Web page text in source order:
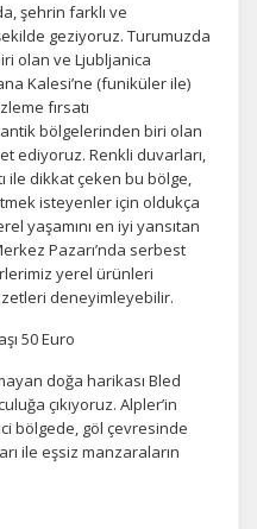
şehrin farklı ve
geziyoruz. Turumuzda
olan ve Ljubljanica
Kalesi’ne (funiküler ile)
fırsatı
bölgelerinden biri olan
ediyoruz. Renkli duvarları,
ile dikkat çeken bu bölge,
isteyenler için oldukça
yaşamını en iyi yansıtan
Pazarı’nda serbest
yerel ürünleri
deneyimleyebilir.
50 Euro
doğa harikası Bled
çıkıyoruz. Alpler’in
bölgede, göl çevresinde
ile eşsiz manzaraların